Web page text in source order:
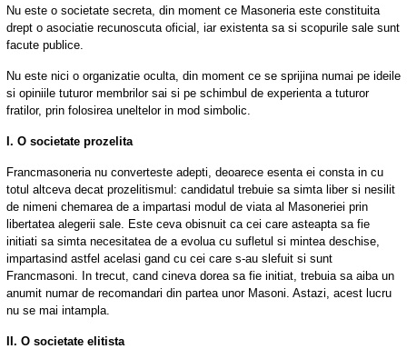
Nu este o societate secreta, din moment ce Masoneria este constituita
drept o asociatie recunoscuta oficial, iar existenta sa si scopurile sale sunt
facute publice.
Nu este nici o organizatie oculta, din moment ce se sprijina numai pe ideile
si opiniile tuturor membrilor sai si pe schimbul de experienta a tuturor
fratilor, prin folosirea uneltelor in mod simbolic.
I. O societate prozelita
Francmasoneria nu converteste adepti, deoarece esenta ei consta in cu
totul altceva decat prozelitismul: candidatul trebuie sa simta liber si nesilit
de nimeni chemarea de a impartasi modul de viata al Masoneriei prin
libertatea alegerii sale. Este ceva obisnuit ca cei care asteapta sa fie
initiati sa simta necesitatea de a evolua cu sufletul si mintea deschise,
impartasind astfel acelasi gand cu cei care s-au slefuit si sunt
Francmasoni. In trecut, cand cineva dorea sa fie initiat, trebuia sa aiba un
anumit numar de recomandari din partea unor Masoni. Astazi, acest lucru
nu se mai intampla.
II. O societate elitista